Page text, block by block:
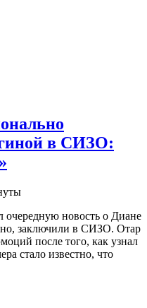
в СИЗО:
новость о Диане
заключили в СИЗО. Отар
после того, как узнал
стало известно, что